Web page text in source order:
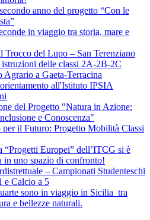
anno del progetto “Con le
in viaggio tra storia, mare e
Trocco del Lupo – San Terenziano
delle classi 2A-2B-2C
Agrario a Gaeta-Terracina
all'Istituto IPSIA
del Progetto "Natura in Azione:
e Conoscenza"
per il Futuro: Progetto Mobilità Classi
“Progetti Europei” dell’ITCG si è
in uno spazio di confronto!
– Campionati Studenteschi
e Calcio a 5
sono in viaggio in Sicilia tra
e bellezze naturali.